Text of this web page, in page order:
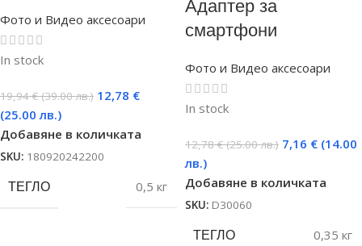
Фото и Видео аксесоари
In stock
19,94€ (39.00 лв.) 12,78 €
(25.00 лв.)
Добавяне в количката
SKU: 180920242200
ТЕГЛО 0,5 кг
Адаптер за
смартфони
Фото и Видео аксесоари
In stock
12,78€ (25.00 лв.) 7,16 € (14.00
лв.)
Добавяне в количката
SKU: D30060
ТЕГЛО 0,35 кг